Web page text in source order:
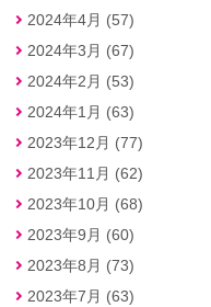
2024年4月 (57)
2024年3月 (67)
2024年2月 (53)
2024年1月 (63)
2023年12月 (77)
2023年11月 (62)
2023年10月 (68)
2023年9月 (60)
2023年8月 (73)
2023年7月 (63)